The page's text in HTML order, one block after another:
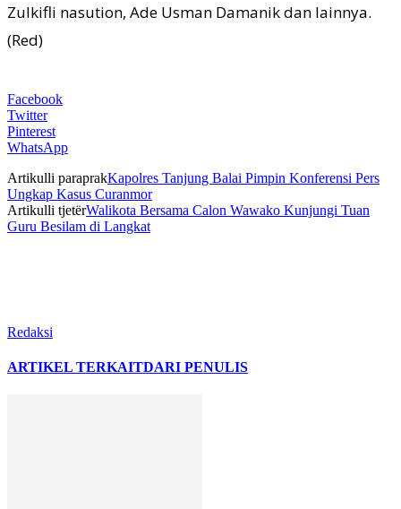
Zulkifli nasution, Ade Usman Damanik dan lainnya.
(Red)
Facebook
Twitter
Pinterest
WhatsApp
Artikulli paraprakKapolres Tanjung Balai Pimpin Konferensi Pers
Ungkap Kasus Curanmor
Artikulli tjetërWalikota Bersama Calon Wawako Kunjungi Tuan
Guru Besilam di Langkat
Redaksi
ARTIKEL TERKAITDARI PENULIS